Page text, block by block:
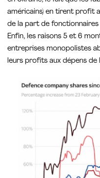
américains) en tirent profit
de la part de fonctionnaires
Enfin, les raisons 5 et 6
entreprises monopolistes
leurs profits aux dépens de